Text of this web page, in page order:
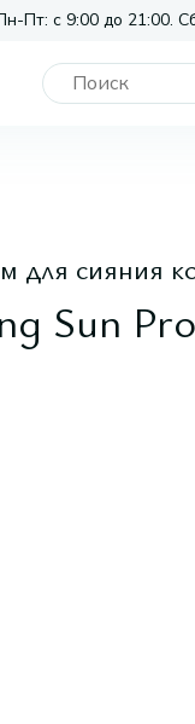
Пт: с 9:00 до 21:00.
для сияния
Sun